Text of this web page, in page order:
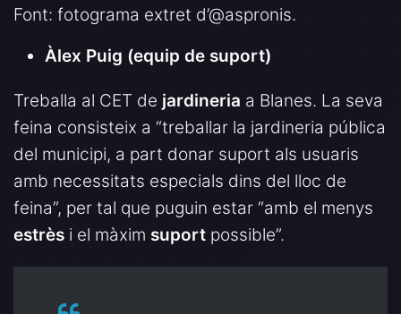
Font: fotograma extret d’@aspronis.
Àlex Puig (equip de suport)
Treballa al CET de jardineria a Blanes. La seva
feina consisteix a “treballar la jardineria pública
del municipi, a part donar suport als usuaris
amb necessitats especials dins del lloc de
feina”, per tal que puguin estar “amb el menys
estrès i el màxim suport possible”.